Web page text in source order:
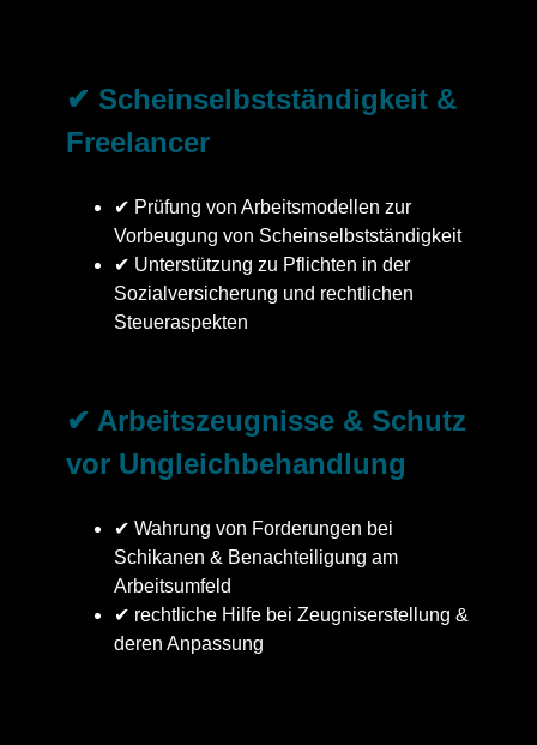
✔ Scheinselbstständigkeit &
Freelancer
✔ Prüfung von Arbeitsmodellen zur
Vorbeugung von Scheinselbstständigkeit
✔ Unterstützung zu Pflichten in der
Sozialversicherung und rechtlichen
Steueraspekten
✔ Arbeitszeugnisse & Schutz
vor Ungleichbehandlung
✔ Wahrung von Forderungen bei
Schikanen & Benachteiligung am
Arbeitsumfeld
✔ rechtliche Hilfe bei Zeugniserstellung &
deren Anpassung